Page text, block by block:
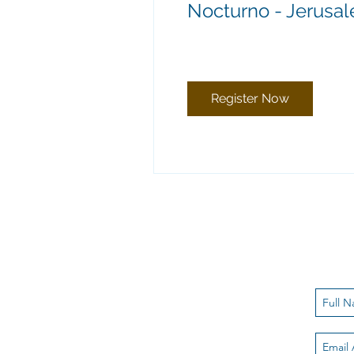
Nocturno -
Register Now